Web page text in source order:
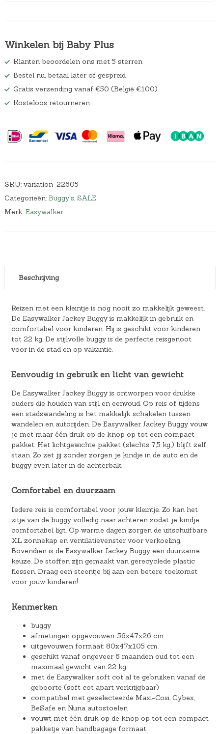
Winkelen bij Baby Plus
Klanten beoordelen ons met 5 sterren
Bestel nu, betaal later of gespreid
Gratis verzending vanaf €50 (België €100)
Kosteloos retourneren
SKU: variation-22605
Categorieën: Buggy's, SALE
Merk: Easywalker
Beschrijving
Reizen met een kleintje is nog nooit zo makkelijk geweest.
De Easywalker Jackey Buggy is makkelijk in gebruik en
comfortabel voor kinderen. Hij is geschikt voor kinderen
tot 22 kg. De stijlvolle buggy is de perfecte reisgenoot
voor in de stad en op vakantie.
Eenvoudig in gebruik en licht van gewicht
De Easywalker Jackey Buggy is ontworpen voor drukke
ouders die houden van stijl en eenvoud. Op reis of tijdens
een stadswandeling is het makkelijk schakelen tussen
wandelen en autorijden. De Easywalker Jackey Buggy vouw
je met maar één druk op de knop op tot een compact
pakket. Het lichtgewichte pakket (slechts 7,5 kg.) blijft zelf
staan. Zo zet jij zonder zorgen je kindje in de auto en de
buggy even later in de achterbak.
Comfortabel en duurzaam
Iedere reis is comfortabel voor jouw kleintje. Zo kan het
zitje van de buggy volledig naar achteren zodat je kindje
comfortabel ligt. Op warme dagen zorgen de uitschuifbare
XL zonnekap en ventilatievenster voor verkoeling.
Bovendien is de Easywalker Jackey Buggy een duurzame
keuze. De stoffen zijn gemaakt van gerecyclede plastic
flessen. Draag een steentje bij aan een betere toekomst
voor jouw kinderen!
Kenmerken
buggy
afmetingen opgevouwen: 56x47x26 cm.
uitgevouwen formaat: 80x47x105 cm.
geschikt vanaf ongeveer 6 maanden oud tot een
maximaal gewicht van 22 kg.
met de Easywalker soft cot al te gebruiken vanaf de
geboorte (soft cot apart verkrijgbaar)
compatibel met geselecteerde Maxi-Cosi, Cybex,
BeSafe en Nuna autostoelen
vouwt met één druk op de knop op tot een compact
pakketje van handbagage formaat